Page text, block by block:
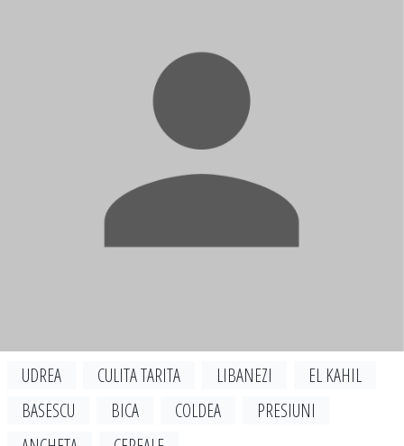
UDREA CULITA TARITA LIBANEZI
EL KAHIL
BASESCU
BICA COLDEA
PRESIUNI